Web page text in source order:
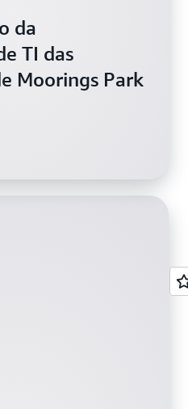
da
TI das
Moorings Park